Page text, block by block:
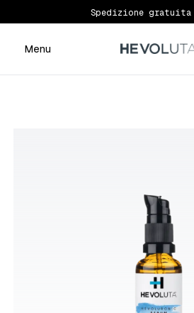
Spedizione gratuita
Menu